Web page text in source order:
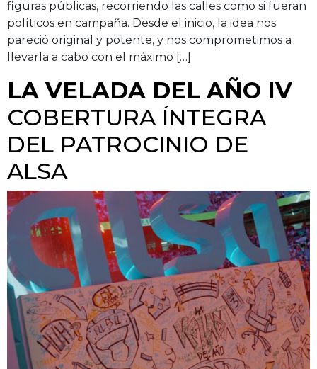
figuras públicas, recorriendo las calles como si fueran
políticos en campaña. Desde el inicio, la idea nos
pareció original y potente, y nos comprometimos a
llevarla a cabo con el máximo […]
LA VELADA DEL AÑO IV
COBERTURA ÍNTEGRA
DEL PATROCINIO DE
ALSA